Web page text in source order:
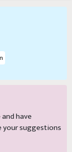
have
your suggestions